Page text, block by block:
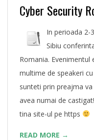
Cyber Security
In perioada 2-
Sibiu
Romania.
multime de speakeri
sunteti prin preajma
avea numai de
tina site-ul pe https
READ MORE →